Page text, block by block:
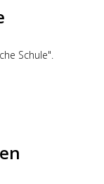
Schule".